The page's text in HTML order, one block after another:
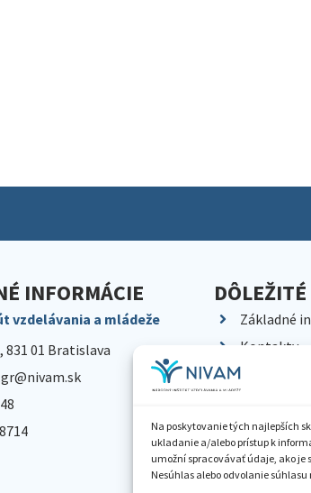
Na poskytovanie tých najlepších
ukladanie a/alebo prístup k
umožní spracovávať údaje, ako je
Nesúhlas alebo odvolanie
INFORMÁCIE
vzdelávania a mládeže
831 01 Bratislava
Základné
Kontakty
Kariéra
Pracoviská
Knižnica